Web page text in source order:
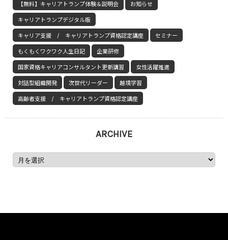
【無料】キャリアトランプ体験＆説明会 お知らせ
キャリアトランプデジタル版
キャリア支援 / キャリアトランプ資格認定講座 セミナー
もくもくワクワク人生日記 企業研修
国家資格キャリアコンサルタント更新講習 女性活躍推進
対話型組織開発 次世代リーダー 越境学習
高齢者支援 / キャリアトランプ資格認定講座
ARCHIVE